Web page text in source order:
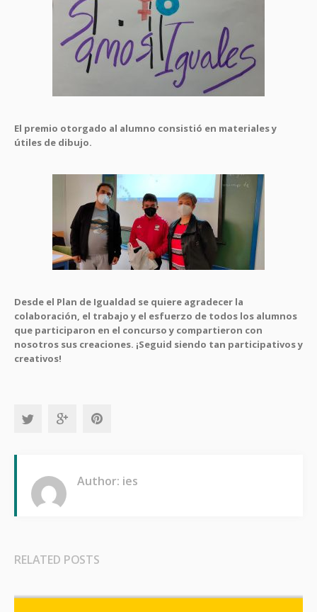
El premio otorgado al alumno consistió en materiales y
útiles de dibujo.
Desde el Plan de Igualdad se quiere agradecer la
colaboración, el trabajo y el esfuerzo de todos los alumnos
que participaron en el concurso y compartieron con
nosotros sus creaciones. ¡Seguid siendo tan participativos y
creativos!
Author: ies
RELATED POSTS